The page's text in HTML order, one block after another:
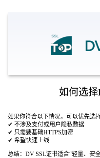
如何选择
如果你符合以下情况，可以优先选
✔ 不涉及支付或用户隐私数据
✔ 只需要基础HTTPS加密
✔ 希望快速上线
总结： DV SSL证书适合“轻量、安